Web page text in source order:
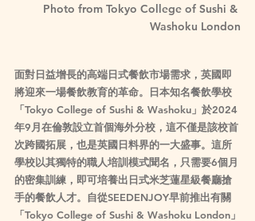
Photo from Tokyo College of Sushi &
Washoku London
面對日益增長的高端日式餐飲市場需求，英國即
將迎來一場餐飲教育的革命。日本知名餐飲學校
「Tokyo College of Sushi & Washoku」於2024
年9月在倫敦設立首個海外分校，這不僅是該校首
次跨國拓展，也是英國日料界的一大盛事。這所
學校以其獨特的職人培訓模式聞名，只需要6個月
的密集訓練，即可培養出日式米芝蓮星級餐廳搶
手的餐飲人才。自從SEEDENJOY早前推出有關
「Tokyo College of Sushi & Washoku London」